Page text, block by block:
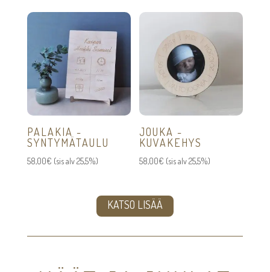
146,00€
PALAKIA -
SYNTYMÄTAULU
58,00€ (sis alv 25,5%)
JOUKA -
KUVAKEHYS
58,00€ (sis alv 25,5%)
KATSO LISÄÄ